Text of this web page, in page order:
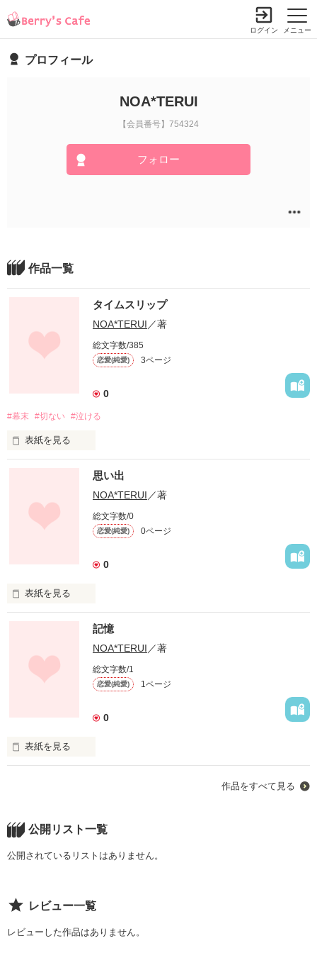
メニュー
ログイン
プロフィール
NOA*TERUI
【会員番号】754324
フォロー
作品一覧
タイムスリップ
NOA*TERUI ／著
総文字数/385
恋愛(純愛) 3ページ
0
#幕末 #切ない #泣ける
表紙を見る
ごく一般の普通の4人家族で、親にもきちんと愛されてるし、
恋もそれなりにしたことがあるし、
友達も少ないけどちゃんといる。
て帰って寝るの繰り返しの日々。
でもそんな日常がすごく退屈でつまらなかった。
私は、君に逢って、そんなつまらない日常がとても、幸せな事
で、そんな日常を夢見てた人がいるって事に気づいたよ、
ありがとう。生きてる時代は違うけど、私は貴方が誰よりも好
思い出
NOA*TERUI ／著
総文字数/0
恋愛(純愛) 0ページ
0
表紙を見る
記憶
NOA*TERUI ／著
総文字数/1
恋愛(純愛) 1ページ
0
表紙を見る
作品をすべて見る
公開リスト一覧
公開されているリストはありません。
レビュー一覧
レビューした作品はありません。